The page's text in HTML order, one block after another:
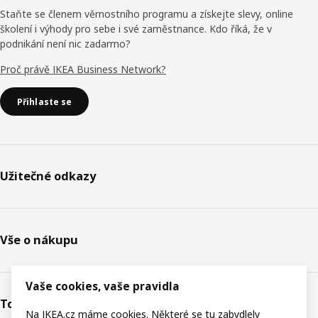
Staňte se členem věrnostního programu a získejte slevy, online
školení i výhody pro sebe i své zaměstnance. Kdo říká, že v
podnikání není nic zadarmo?
Proč právě IKEA Business Network?
Přihlaste se
Užitečné odkazy
Vše o nákupu
Toto je IKEA
Vaše cookies, vaše pravidla
Na IKEA.cz máme cookies. Některé se tu zabydlely